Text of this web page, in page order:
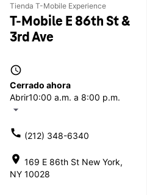
Tienda T-Mobile Experience
T-Mobile E 86th St &
3rd Ave
access_time
Cerrado ahora
Abrir10:00 a.m. a 8:00 p.m.
arrow_drop_down
call (212) 348-6340
location_on 169 E 86th St New York,
NY 10028